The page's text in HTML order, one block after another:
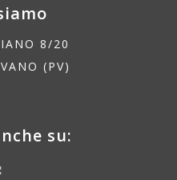
8/20
(PV)
su: